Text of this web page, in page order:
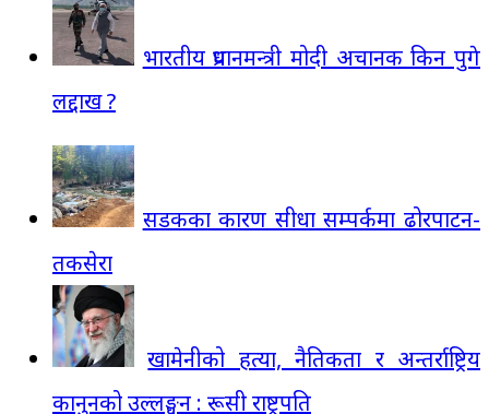
भारतीय प्रधानमन्त्री मोदी अचानक किन पुगे
लद्दाख ?
सडकका कारण सीधा सम्पर्कमा ढोरपाटन-
तकसेरा
खामेनीको हत्या, नैतिकता र अन्तर्राष्ट्रिय
कानुनको उल्लङ्घन : रूसी राष्ट्रपति